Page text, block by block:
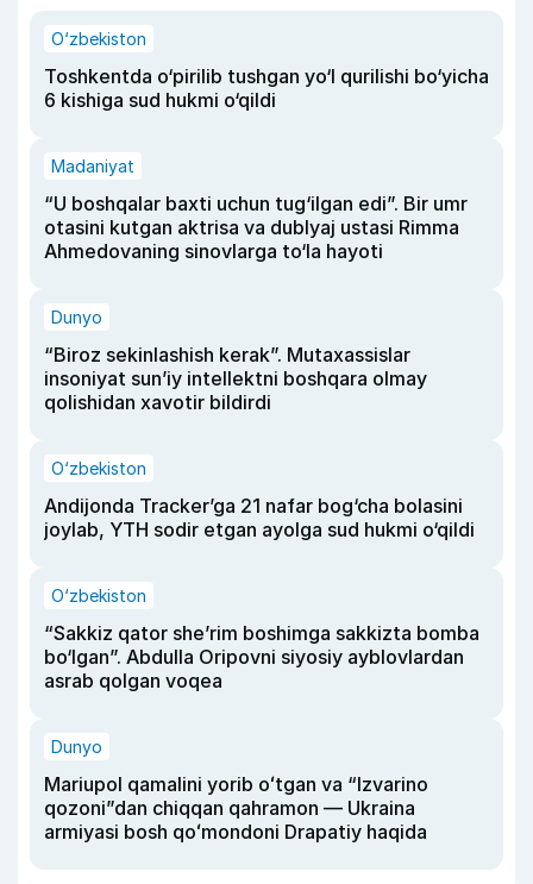
O‘zbekiston
Toshkentda o‘pirilib tushgan yo‘l qurilishi bo‘yicha
6 kishiga sud hukmi o‘qildi
Madaniyat
“U boshqalar baxti uchun tug‘ilgan edi”. Bir umr
otasini kutgan aktrisa va dublyaj ustasi Rimma
Ahmedovaning sinovlarga to‘la hayoti
Dunyo
“Biroz sekinlashish kerak”. Mutaxassislar
insoniyat sun’iy intellektni boshqara olmay
qolishidan xavotir bildirdi
O‘zbekiston
Andijonda Tracker’ga 21 nafar bog‘cha bolasini
joylab, YTH sodir etgan ayolga sud hukmi o‘qildi
O‘zbekiston
“Sakkiz qator she’rim boshimga sakkizta bomba
bo‘lgan”. Abdulla Oripovni siyosiy ayblovlardan
asrab qolgan voqea
Dunyo
Mariupol qamalini yorib oʻtgan va “Izvarino
qozoni”dan chiqqan qahramon — Ukraina
armiyasi bosh qoʻmondoni Drapatiy haqida